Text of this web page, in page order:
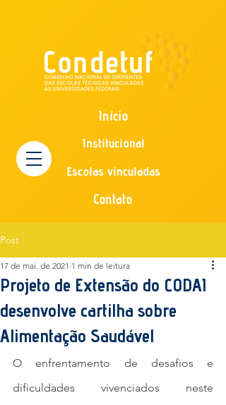
Início
Institucional
Escolas vinculadas
Contato
Post
Projeto de Extensão do CODAI
desenvolve cartilha sobre
Alimentação Saudável
17 de mai. de 2021 1 min de leitura
O enfrentamento de desafios e
dificuldades vivenciados neste